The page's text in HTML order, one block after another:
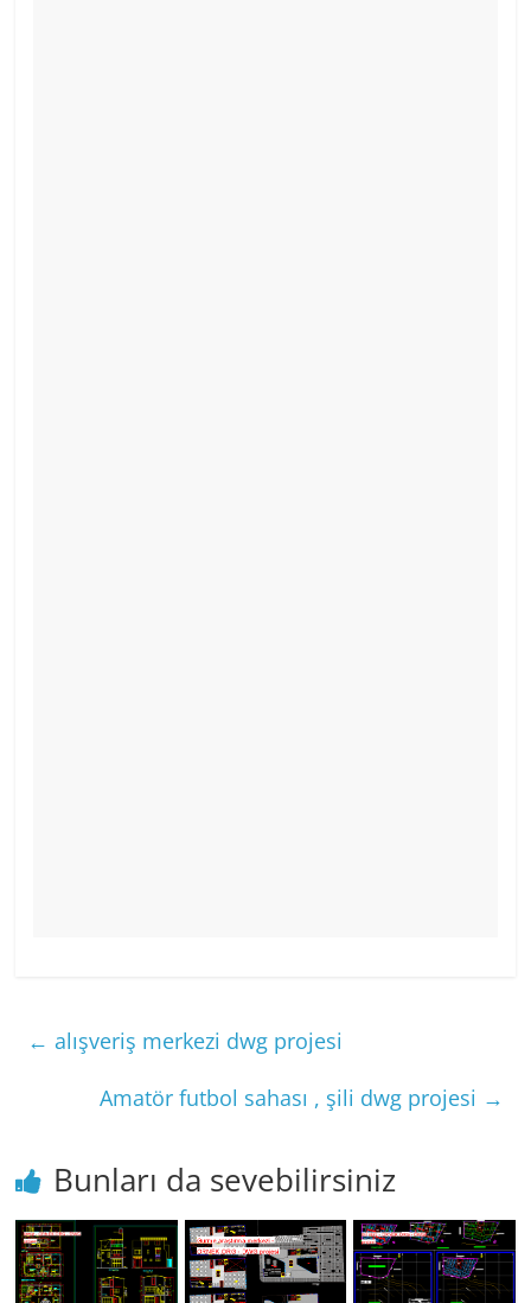
← alışveriş merkezi dwg projesi
Amatör futbol sahası , şili dwg projesi →
Bunları da sevebilirsiniz